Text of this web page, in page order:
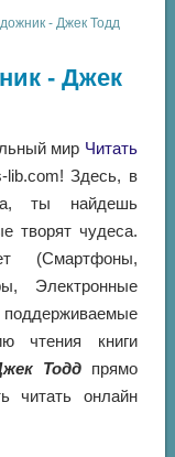
- Джек Тодд
- Джек
мир Читать
lib.com! Здесь, в
ты найдешь
творят чудеса.
(Смартфоны,
Электронные
чтения книги
Тоддпрямо
читать онлайн